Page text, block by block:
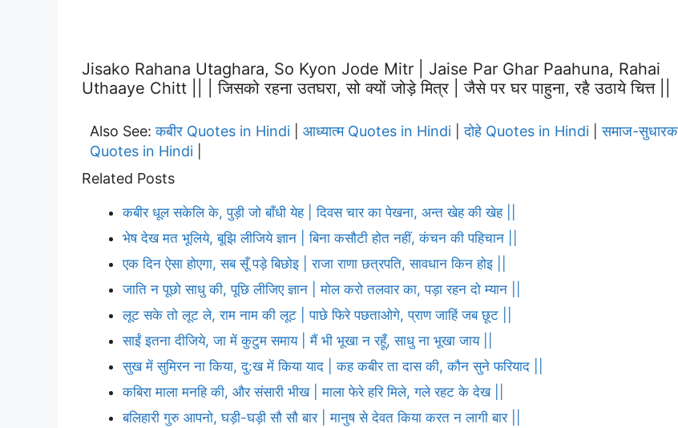
Jisako Rahana Utaghara, So Kyon Jode Mitr | Jaise Par Ghar Paahuna, Rahai
Uthaaye Chitt || | जिसको रहना उतघरा, सो क्यों जोड़े मित्र | जैसे पर घर पाहुना, रहै उठाये चित्त ||
Also See:कबीर Quotes in Hindi आध्यात्म Quotes in Hindi |दोहे Quotes in Hindi |समाज-सुधारक
Quotes in Hindi
Related Posts
कबीर धूल सकेलि के, पुड़ी जो बाँधी येह | दिवस चार का पेखना, अन्त खेह की खेह ||
भेष देख मत भूलिये, बूझि लीजिये ज्ञान | बिना कसौटी होत नहीं, कंचन की पहिचान ||
एक दिन ऐसा होएगा, सब सूँ पड़े बिछोइ | राजा राणा छत्रपति, सावधान किन होइ ||
जाति न पूछो साधु की, पूछि लीजिए ज्ञान | मोल करो तलवार का, पड़ा रहन दो म्यान ||
लूट सके तो लूट ले, राम नाम की लूट | पाछे फिरे पछताओगे, प्राण जाहिं जब छूट ||
साईं इतना दीजिये, जा में कुटुम समाय | मैं भी भूखा न रहूँ, साधु ना भूखा जाय ||
सुख में सुमिरन ना किया, दु:ख में किया याद | कह कबीर ता दास की, कौन सुने फरियाद ||
कबिरा माला मनहि की, और संसारी भीख | माला फेरे हरि मिले, गले रहट के देख ||
बलिहारी गुरु आपनो, घड़ी-घड़ी सौ सौ बार | मानुष से देवत किया करत न लागी बार ||